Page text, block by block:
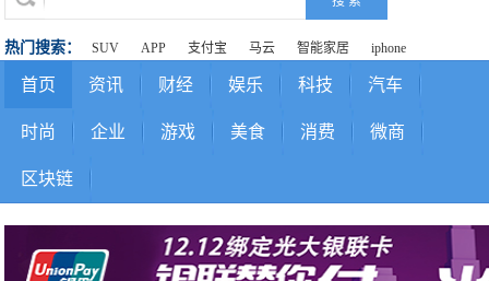
热门搜索： SUV APP 支付宝 马云 智能家居 iphone
首页 资讯 财经 娱乐 科技 汽车
时尚 企业 游戏 美食 消费 微商
区块链